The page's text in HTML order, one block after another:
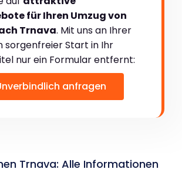
für Ihren Umzug von
Trnava. Mit uns an Ihrer
sorgenfreier Start in Ihr
nur ein Formular entfernt:
anfragen
Trnava: Alle Informationen